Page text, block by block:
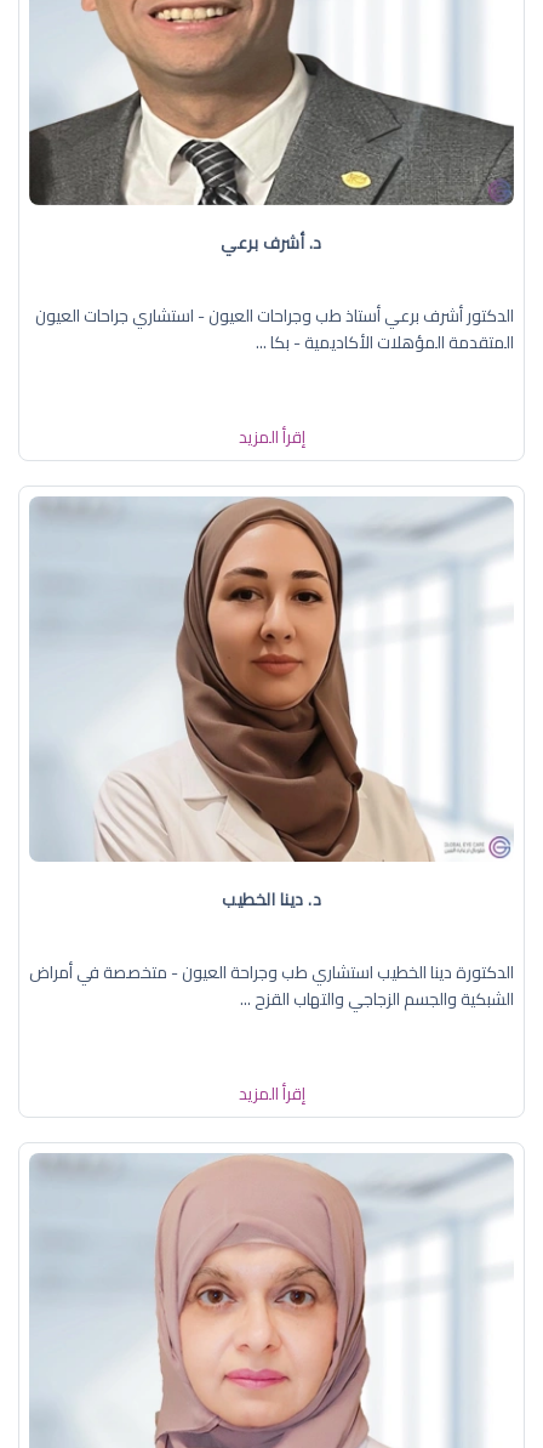
د. أشرف برعي
الدكتور أشرف برعي أستاذ طب وجراحات العيون - استشاري جراحات العيون
المتقدمة المؤهلات الأكاديمية - بكا ...
إقرأ المزيد
د. دينا الخطيب
الدكتورة دينا الخطيب استشاري طب وجراحة العيون - متخصصة في أمراض
الشبكية والجسم الزجاجي والتهاب القزح ...
إقرأ المزيد